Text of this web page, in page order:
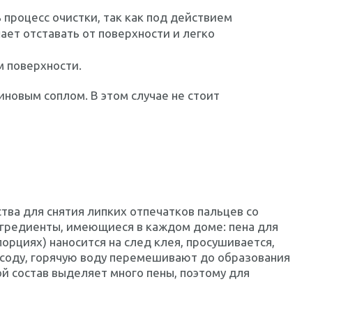
очистки, так как под действием
отставать от поверхности и легко
поверхности.
соплом. В этом случае не стоит
для снятия липких отпечатков пальцев со
имеющиеся в каждом доме: пена для
наносится на след клея, просушивается,
горячую воду перемешивают до образования
состав выделяет много пены, поэтому для